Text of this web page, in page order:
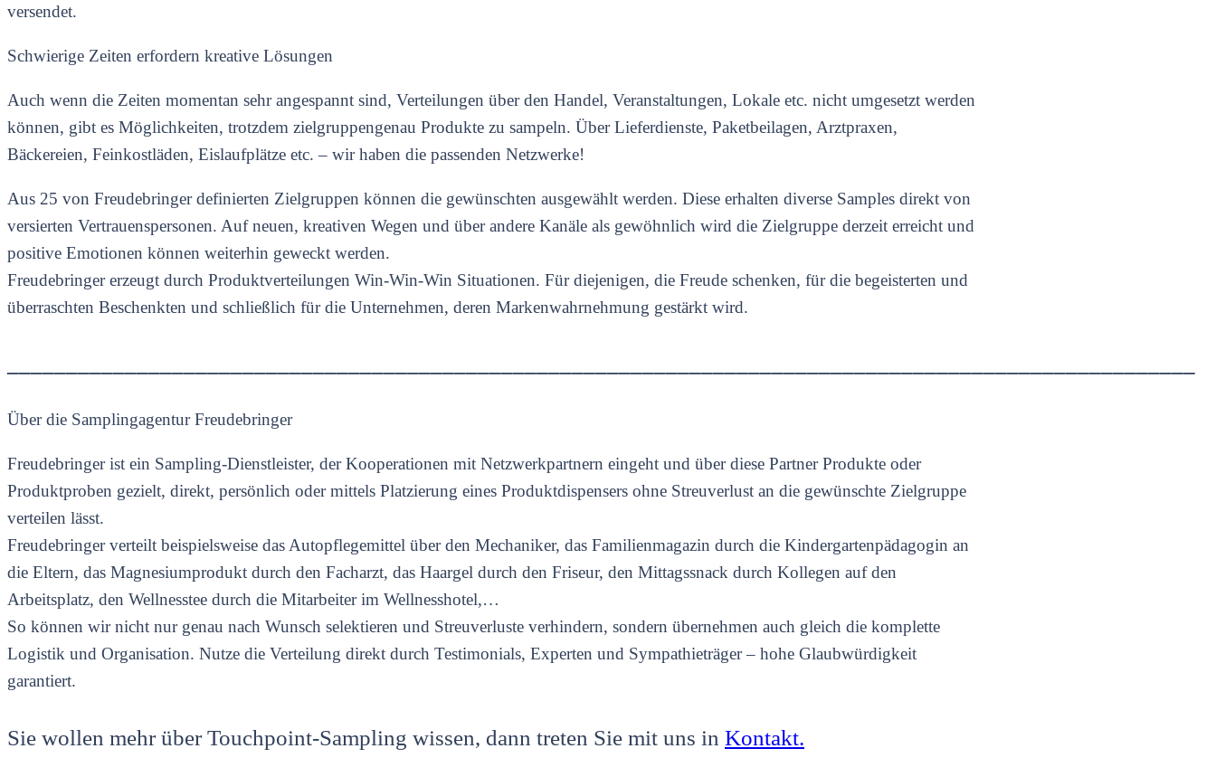
versendet.
Schwierige Zeiten erfordern kreative Lösungen
Auch wenn die Zeiten momentan sehr angespannt sind, Verteilungen über den Handel, Veranstaltungen, Lokale etc. nicht umgesetzt werden
können, gibt es Möglichkeiten, trotzdem zielgruppengenau Produkte zu sampeln. Über Lieferdienste, Paketbeilagen, Arztpraxen,
Bäckereien, Feinkostläden, Eislaufplätze etc. – wir haben die passenden Netzwerke!
Aus 25 von Freudebringer definierten Zielgruppen können die gewünschten ausgewählt werden. Diese erhalten diverse Samples direkt von
versierten Vertrauenspersonen. Auf neuen, kreativen Wegen und über andere Kanäle als gewöhnlich wird die Zielgruppe derzeit erreicht und
positive Emotionen können weiterhin geweckt werden.
Freudebringer erzeugt durch Produktverteilungen Win-Win-Win Situationen. Für diejenigen, die Freude schenken, für die begeisterten und
überraschten Beschenkten und schließlich für die Unternehmen, deren Markenwahrnehmung gestärkt wird.
Über die Samplingagentur Freudebringer
Freudebringer ist ein Sampling-Dienstleister, der Kooperationen mit Netzwerkpartnern eingeht und über diese Partner Produkte oder
Produktproben gezielt, direkt, persönlich oder mittels Platzierung eines Produktdispensers ohne Streuverlust an die gewünschte Zielgruppe
verteilen lässt.
Freudebringer verteilt beispielsweise das Autopflegemittel über den Mechaniker, das Familienmagazin durch die Kindergartenpädagogin an
die Eltern, das Magnesiumprodukt durch den Facharzt, das Haargel durch den Friseur, den Mittagssnack durch Kollegen auf den
Arbeitsplatz, den Wellnesstee durch die Mitarbeiter im Wellnesshotel,…
So können wir nicht nur genau nach Wunsch selektieren und Streuverluste verhindern, sondern übernehmen auch gleich die komplette
Logistik und Organisation. Nutze die Verteilung direkt durch Testimonials, Experten und Sympathieträger – hohe Glaubwürdigkeit
garantiert.
Sie wollen mehr über Touchpoint-Sampling wissen, dann treten Sie mit uns in Kontakt.